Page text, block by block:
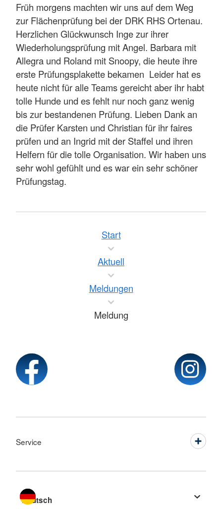
Früh morgens machten wir uns auf dem Weg
zur Flächenprüfung bei der DRK RHS Ortenau.
Herzlichen Glückwunsch Inge zur ihrer
Wiederholungsprüfung mit Angel. Barbara mit
Allegra und Roland mit Snoopy, die heute ihre
erste Prüfungsplakette bekamen Leider hat es
heute nicht für alle Teams gereicht aber ihr habt
tolle Hunde und es fehlt nur noch ganz wenig
bis zur bestandenen Prüfung. Lieben Dank an
die Prüfer Karsten und Christian für ihr faires
prüfen und an Ingrid mit der Staffel und ihren
Helfern für die tolle Organisation. Wir haben uns
sehr wohl gefühlt und es war ein sehr schöner
Prüfungstag.
Start
Aktuell
Meldungen
Meldung
Service
Sprache wechseln zu